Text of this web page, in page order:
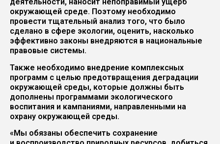
окружающей среде. Поэтому необходимо
провести тщательный анализ того, что было
сделано в сфере экологии, оценить, насколько
эффективно законы внедряются в национальные
правовые системы.
Также необходимо внедрение комплексных
программ с целью предотвращения деградации
окружающей среды, которые должны быть
дополнены программами экологического
воспитания и кампаниями, направленными на
охрану окружающей среды.
«Мы обязаны обеспечить сохранение